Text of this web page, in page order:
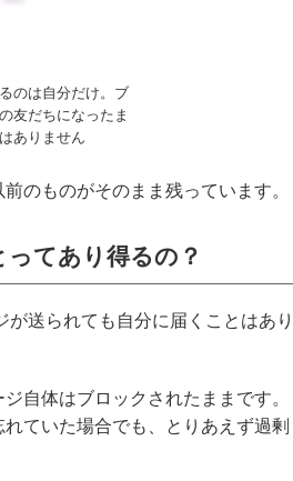
のは自分だけ。ブ
友だちになったま
ありません
のものがそのまま残っています。
てあり得るの？
送られても自分に届くことはあり
自体はブロックされたままです。
ていた場合でも、とりあえず過剰